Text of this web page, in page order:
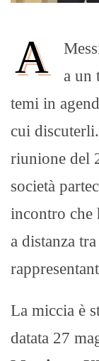
A
a un
temi in
cui
riunione del
società
incontro che
a distanza
La miccia è
datata 27